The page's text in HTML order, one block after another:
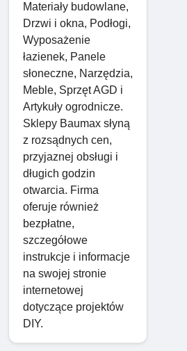
Materiały budowlane,
Drzwi i okna, Podłogi,
Wyposażenie
łazienek, Panele
słoneczne, Narzędzia,
Meble, Sprzęt AGD i
Artykuły ogrodnicze.
Sklepy Baumax słyną
z rozsądnych cen,
przyjaznej obsługi i
długich godzin
otwarcia. Firma
oferuje również
bezpłatne,
szczegółowe
instrukcje i informacje
na swojej stronie
internetowej
dotyczące projektów
DIY.